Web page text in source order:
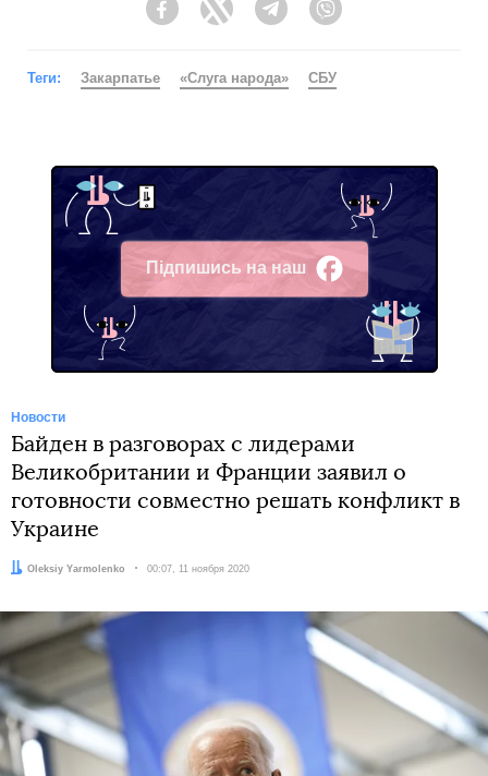
FacebookTwitter Telegram
Теги: Закарпатье «Слуга народа» СБУ
Підпишись на наш
Facebook
Новости
Байден в разговорах с лидерами
Великобритании и Франции заявил о
готовности совместно решать конфликт в
Украине
Автор:
Oleksiy Yarmolenko Дата:
00:07, 11 ноября 2020